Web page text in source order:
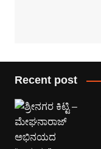
Recent post